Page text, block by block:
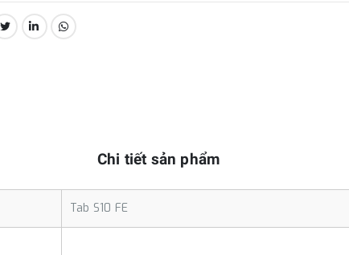
SẺ:
Chi tiết sản phẩm
Tab S10 FE